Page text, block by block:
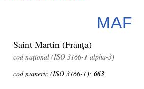
MAF
Saint Martin (Franța)
cod național (ISO 3166-1 alpha-3)
cod numeric (ISO 3166-1): 663